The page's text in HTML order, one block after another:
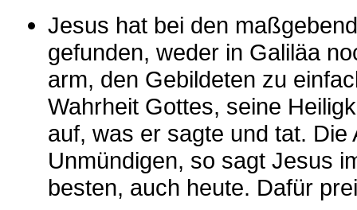
Jesus hat bei den
gefunden, weder in Galiläa
arm, den Gebildeten zu
Wahrheit Gottes, seine
auf, was er sagte und tat.
Unmündigen, so sagt Jesus
besten, auch heute. Dafür